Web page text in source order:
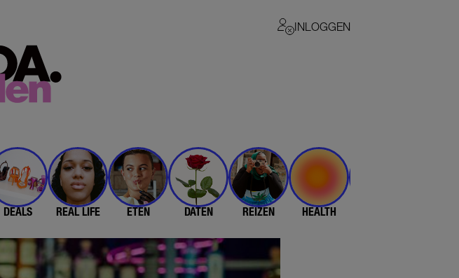
INLOGGEN
DEALS REAL LIFE ETEN DATEN REIZEN HEALTH